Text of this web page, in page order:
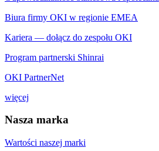
Biura firmy OKI w regionie EMEA
Kariera — dołącz do zespołu OKI
Program partnerski Shinrai
OKI PartnerNet
więcej
Nasza marka
Wartości naszej marki